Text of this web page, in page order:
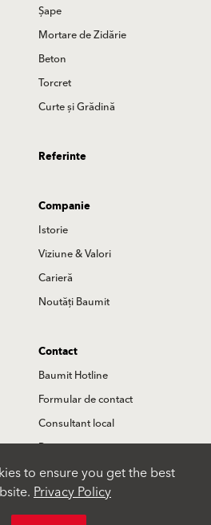
Șape
Mortare de Zidărie
Beton
Torcret
Curte și Grădină
Referinte
Companie
Istorie
Viziune & Valori
Carieră
Noutăți Baumit
Contact
Baumit Hotline
Formular de contact
Consultant local
Partneri
Locatii
International
to ensure you get the best
Privacy Policy